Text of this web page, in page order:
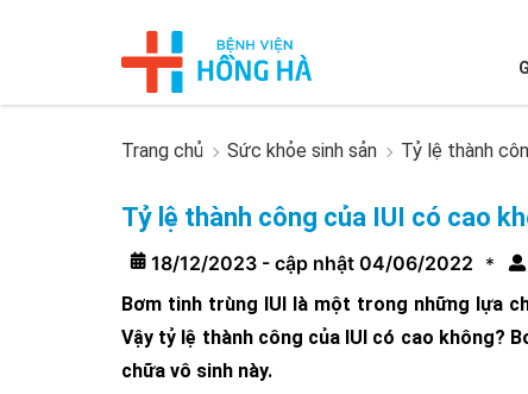
Trang chủ Sức khỏe sinh sản Tỷ lệ thành
Tỷ lệ thành công của IUI có cao
18/12/2023 - cập nhật 04/06/2022 *
Bơm tinh trùng IUI là một trong những lựa
Vậy tỷ lệ thành công của IUI có cao không?
chữa vô sinh này.